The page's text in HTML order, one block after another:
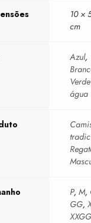
10 ×
cm
Azul,
Verde
água
P,M,
GG,